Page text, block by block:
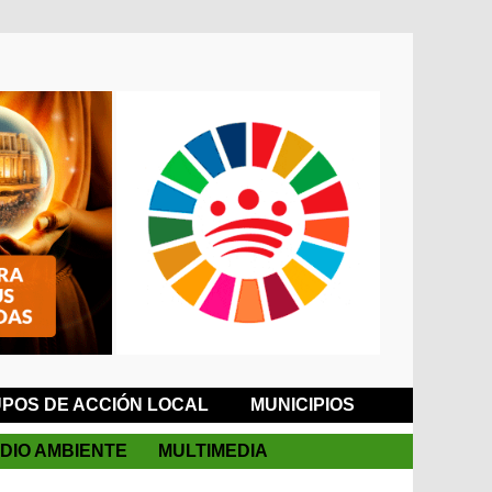
DE ACCIÓN LOCAL MUNICIPIOS
AMBIENTE MULTIMEDIA